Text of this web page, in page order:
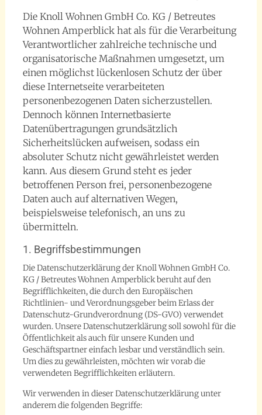
Die Knoll Wohnen GmbH Co. KG / Betreutes
Wohnen Amperblick hat als für die Verarbeitung
Verantwortlicher zahlreiche technische und
organisatorische Maßnahmen umgesetzt, um
einen möglichst lückenlosen Schutz der über
diese Internetseite verarbeiteten
personenbezogenen Daten sicherzustellen.
Dennoch können Internetbasierte
Datenübertragungen grundsätzlich
Sicherheitslücken aufweisen, sodass ein
absoluter Schutz nicht gewährleistet werden
kann. Aus diesem Grund steht es jeder
betroffenen Person frei, personenbezogene
Daten auch auf alternativen Wegen,
beispielsweise telefonisch, an uns zu
übermitteln.
1. Begriffsbestimmungen
Die Datenschutzerklärung der Knoll Wohnen GmbH Co.
KG / Betreutes Wohnen Amperblick beruht auf den
Begrifflichkeiten, die durch den Europäischen
Richtlinien- und Verordnungsgeber beim Erlass der
Datenschutz-Grundverordnung (DS-GVO) verwendet
wurden. Unsere Datenschutzerklärung soll sowohl für die
Öffentlichkeit als auch für unsere Kunden und
Geschäftspartner einfach lesbar und verständlich sein.
Um dies zu gewährleisten, möchten wir vorab die
verwendeten Begrifflichkeiten erläutern.
Wir verwenden in dieser Datenschutzerklärung unter
anderem die folgenden Begriffe: